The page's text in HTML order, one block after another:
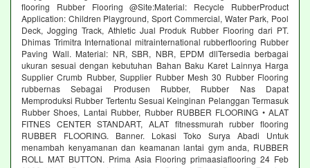
flooring Rubber Flooring @Site:Material: Recycle RubberProduct
Application: Children Playground, Sport Commercial, Water Park, Pool
Deck, Jogging Track, Athletic Jual Produk Rubber Flooring dari PT.
Dhimas Trimitra International mitrainternational rubberflooring Rubber
Paving Wall. Material: NR, SBR, NBR, EPDM dllTersedia berbagai
ukuran sesuai dengan kebutuhan Bahan Baku Karet Lainnya Harga
Supplier Crumb Rubber, Supplier Rubber Mesh 30 Rubber Flooring
rubbernas Sebagai Produsen Rubber, Rubber Nas Dapat
Memproduksi Rubber Tertentu Sesuai Keinginan Pelanggan Termasuk
Rubber Shoes, Lantai Rubber, Rubber RUBBER FLOORING • ALAT
FITNES CENTER STANDART, ALAT fitnessmurah rubber flooring
RUBBER FLOORING. Banner. Lokasi Toko Surya Abadi Untuk
menambah kenyamanan dan keamanan lantai gym anda, RUBBER
ROLL MAT BUTTON. Prima Asia Flooring primaasiaflooring 24 Feb